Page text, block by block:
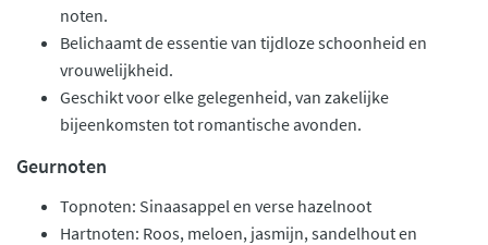
noten.
Belichaamt de essentie van tijdloze schoonheid en
vrouwelijkheid.
Geschikt voor elke gelegenheid, van zakelijke
bijeenkomsten tot romantische avonden.
Geurnoten
Topnoten: Sinaasappel en verse hazelnoot
Hartnoten: Roos, meloen, jasmijn, sandelhout en